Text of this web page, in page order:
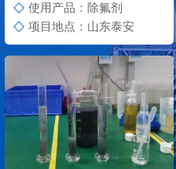
使用产品：除氟剂
项目地点：山东泰安